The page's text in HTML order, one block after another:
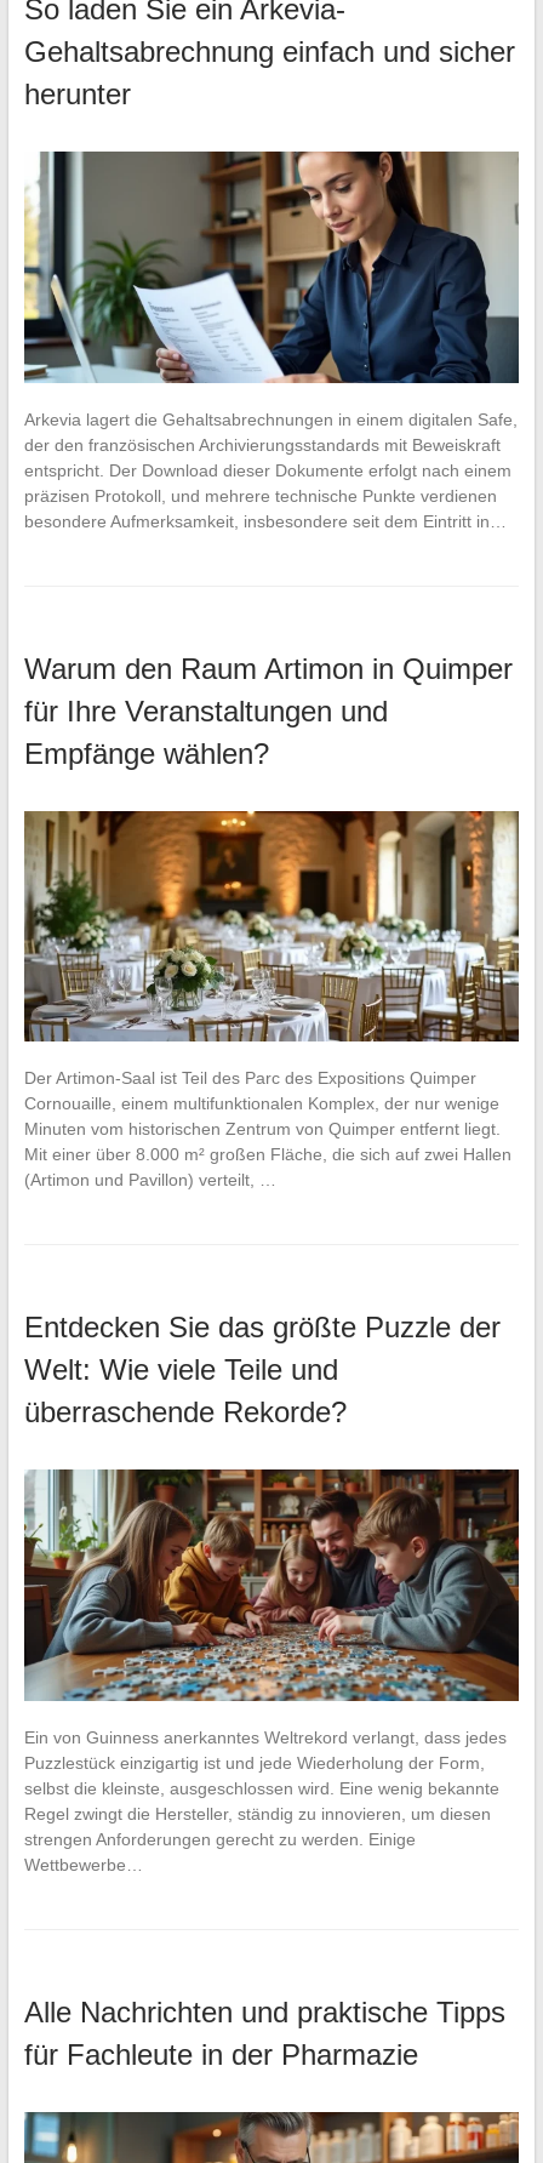
So laden Sie ein Arkevia-
Gehaltsabrechnung einfach und sicher
herunter
Arkevia lagert die Gehaltsabrechnungen in einem digitalen Safe,
der den französischen Archivierungsstandards mit Beweiskraft
entspricht. Der Download dieser Dokumente erfolgt nach einem
präzisen Protokoll, und mehrere technische Punkte verdienen
besondere Aufmerksamkeit, insbesondere seit dem Eintritt in…
Warum den Raum Artimon in Quimper
für Ihre Veranstaltungen und
Empfänge wählen?
Der Artimon-Saal ist Teil des Parc des Expositions Quimper
Cornouaille, einem multifunktionalen Komplex, der nur wenige
Minuten vom historischen Zentrum von Quimper entfernt liegt.
Mit einer über 8.000 m² großen Fläche, die sich auf zwei Hallen
(Artimon und Pavillon) verteilt, …
Entdecken Sie das größte Puzzle der
Welt: Wie viele Teile und
überraschende Rekorde?
Ein von Guinness anerkanntes Weltrekord verlangt, dass jedes
Puzzlestück einzigartig ist und jede Wiederholung der Form,
selbst die kleinste, ausgeschlossen wird. Eine wenig bekannte
Regel zwingt die Hersteller, ständig zu innovieren, um diesen
strengen Anforderungen gerecht zu werden. Einige
Wettbewerbe…
Alle Nachrichten und praktische Tipps
für Fachleute in der Pharmazie